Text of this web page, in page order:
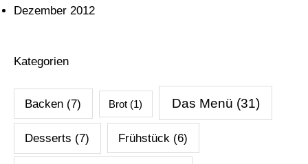
Dezember 2012
Kategorien
Backen (7) Brot (1) Das Menü (31)
Desserts (7) Frühstück (6)